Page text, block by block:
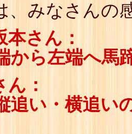
、みなさんの
さん：
から左端へ馬
：
追い・横追い